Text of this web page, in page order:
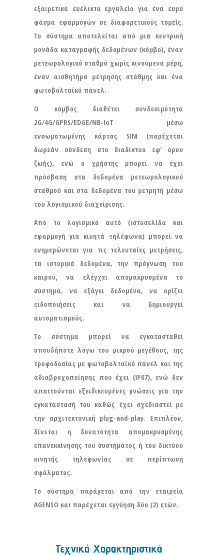
εξαιρετικά ευέλικτο εργαλείο για ένα ευρύ
φάσμα εφαρμογών σε διαφορετικούς τομείς.
Το σύστημα αποτελείται από μια κεντρική
μονάδα καταγραφής δεδομένων (κόμβο), έναν
μετεωρολογικό σταθμό χωρίς κινούμενα μέρη,
έναν αισθητήρα μέτρησης στάθμης και ένα
φωτοβολταϊκό πάνελ.
Ο κόμβος διαθέτει συνδεσιμότητα
2G/4G/GPRS/EDGE/NB-IoT μέσω
ενσωματωμένης κάρτας SIM (παρέχεται
δωρεάν σύνδεση στο διαδίκτυο εφ’ όρου
ζωής), ενώ ο χρήστης μπορεί να έχει
πρόσβαση στα δεδομένα μετεωρολογικού
σταθμού και στα δεδομένα του μετρητή μέσω
του λογισμικού διαχείρισης.
Από το λογισμικό αυτό (ιστοσελίδα και
εφαρμογή για κινητά τηλέφωνα) μπορεί να
ενημερώνεται για τις τελευταίες μετρήσεις,
τα ιστορικά δεδομένα, την πρόγνωση του
καιρού, να ελέγχει απομακρυσμένα το
σύστημα, να εξάγει δεδομένα, να ορίζει
ειδοποιήσεις και να δημιουργεί
αυτοματισμούς.
Το σύστημα μπορεί να εγκατασταθεί
οπουδήποτε λόγω του μικρού μεγέθους, της
τροφοδοσίας με φωτοβολταϊκό πάνελ και της
αδιαβροχοποίησης που έχει (IP67), ενώ δεν
απαιτούνται εξειδικευμένες γνώσεις για την
εγκατάστασή του καθώς έχει σχεδιαστεί με
την αρχιτεκτονική plug-and-play. Επιπλέον,
δίνεται η δυνατότητα απομακρυσμένης
επανεκκίνησης του συστήματος ή του δικτύου
κινητής τηλεφωνίας σε περίπτωση
σφάλματος.
Το σύστημα παράγεται από την εταιρεία
AGENSO και παρέχεται εγγύηση δύο (2) ετών.
Τεχνικά Χαρακτηριστικά